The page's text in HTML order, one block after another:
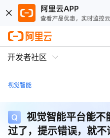
开发者社区
视觉智能
视觉智能平台能不
过了，提示错误，就不